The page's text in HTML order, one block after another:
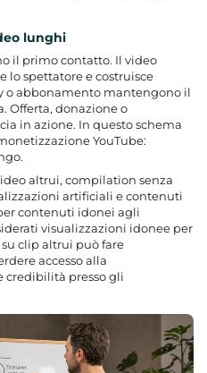
lunghi
il primo contatto. Il video
lo spettatore e costruisce
o abbonamento mantengono il
Offerta, donazione o
in azione. In questo schema
YouTube:
altrui, compilation senza
artificiali e contenuti
contenuti idonei agli
visualizzazioni idonee per
clip altrui può fare
accesso alla
credibilità presso gli